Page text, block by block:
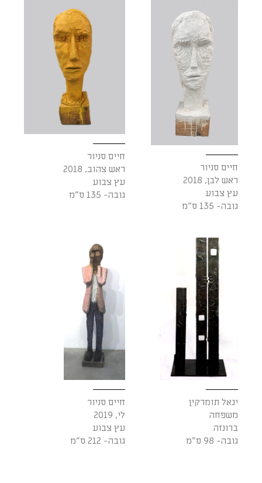
חיים סניור
ראש לבן, 2018
עץ צבוע
גובה- 135 ס"מ
חיים סניור
ראש צהוב, 2018
עץ צבוע
גובה- 135 ס"מ
יגאל תומרקין
משפחה
ברונזה
גובה- 98 ס"מ
חיים סניור
לי, 2019
עץ צבוע
גובה- 212 ס"מ